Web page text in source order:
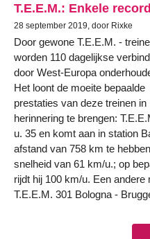
T.E.E.M.: Enkele
28 september 2019, door Rixke
Door gewone T.E.E.M. -
worden 110 dagelijkse
door West-Europa
Het loont de moeite bepaalde
prestaties van deze treinen in
herinnering te brengen:
u. 35 en komt aan in station
afstand van 758 km te
snelheid van 61 km/u.; op
rijdt hij 100 km/u. Een
T.E.E.M. 301 Bologna -